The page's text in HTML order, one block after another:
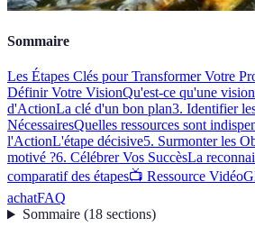
Sommaire
Les Étapes Clés pour Transformer Votre
Définir Votre VisionQu'est-ce qu'une
d'ActionLa clé d'un bon plan3. Identifier
NécessairesQuelles ressources sont
l'ActionL'étape décisive5. Surmonter les
motivé ?6. Célébrer Vos SuccèsLa
comparatif des étapes📺 Ressource Vidéo
achatFAQ
Sommaire(18 sections)